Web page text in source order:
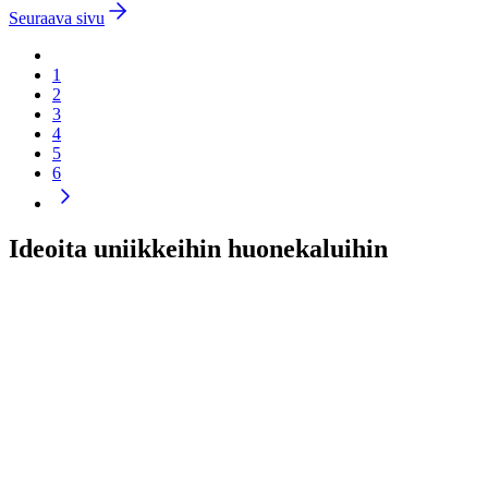
Seuraava sivu
1
2
3
4
5
6
Ideoita uniikkeihin huonekaluihin